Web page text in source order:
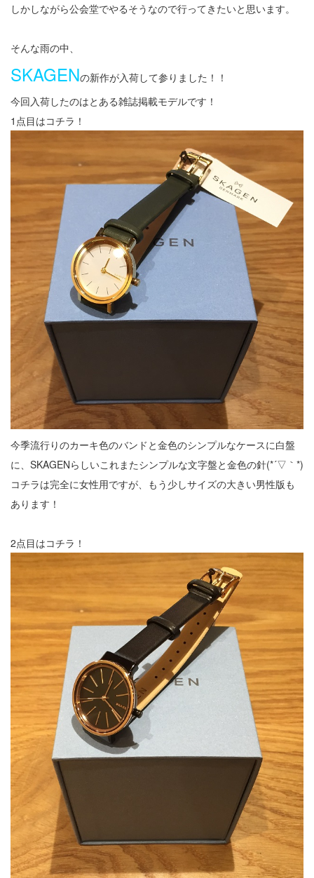
しかしながら公会堂でやるそうなので行ってきたいと思います。
そんな雨の中、
SKAGENの新作が入荷して参りました！！
今回入荷したのはとある雑誌掲載モデルです！
1点目はコチラ！
今季流行りのカーキ色のバンドと金色のシンプルなケースに白盤
に、SKAGENらしいこれまたシンプルな文字盤と金色の針(*´▽｀*)
コチラは完全に女性用ですが、もう少しサイズの大きい男性版も
あります！
2点目はコチラ！